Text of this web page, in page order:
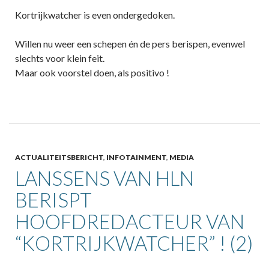
Kortrijkwatcher is even ondergedoken.
Willen nu weer een schepen én de pers berispen, evenwel
slechts voor klein feit.
Maar ook voorstel doen, als positivo !
ACTUALITEITSBERICHT, INFOTAINMENT, MEDIA
LANSSENS VAN HLN
BERISPT
HOOFDREDACTEUR VAN
“KORTRIJKWATCHER” ! (2)